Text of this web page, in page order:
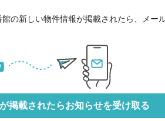
の新しい物件情報が掲載されたら、メー
掲載されたらお知らせを受け取る